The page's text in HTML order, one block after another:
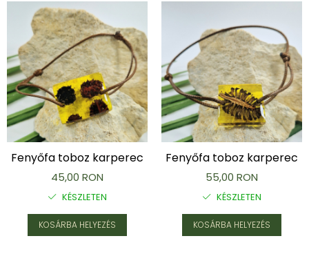
Fenyőfa toboz karperec
45,00 RON
KÉSZLETEN
KOSÁRBA HELYEZÉS
Fenyőfa toboz karperec
55,00 RON
KÉSZLETEN
KOSÁRBA HELYEZÉS